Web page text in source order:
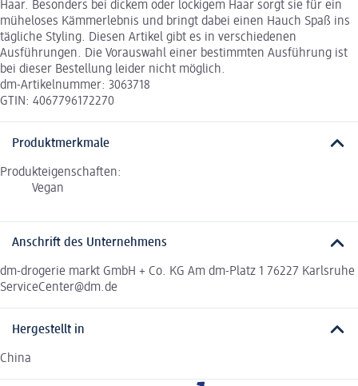
Haar. Besonders bei dickem oder lockigem Haar sorgt sie für ein
müheloses Kämmerlebnis und bringt dabei einen Hauch Spaß ins
tägliche Styling. Diesen Artikel gibt es in verschiedenen
Ausführungen. Die Vorauswahl einer bestimmten Ausführung ist
bei dieser Bestellung leider nicht möglich.
dm-Artikelnummer: 3063718
GTIN: 4067796172270
Produktmerkmale
Produkteigenschaften:
Vegan
Anschrift des Unternehmens
dm-drogerie markt GmbH + Co. KG Am dm-Platz 1 76227 Karlsruhe
ServiceCenter@dm.de
Hergestellt in
China